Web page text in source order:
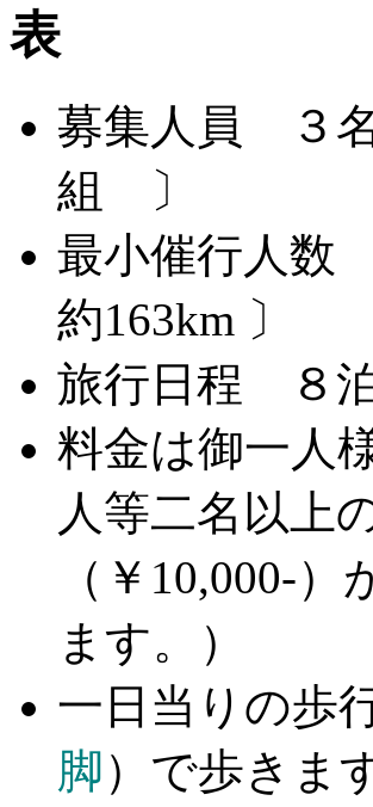
表
募集人員
組 〕
最小催行
約163km 〕
旅行日程 ８
料金は御一人
人等二名以上
（￥10,000-
ます。）
一日当りの歩
脚）で歩きま